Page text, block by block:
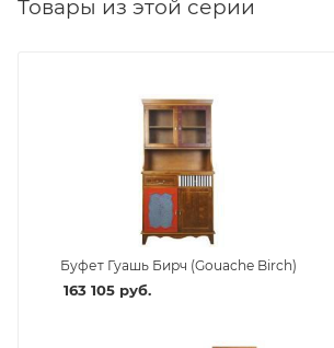
Товары из этой серии
Буфет Гуашь Бирч (Gouache Birch)
163 105руб.